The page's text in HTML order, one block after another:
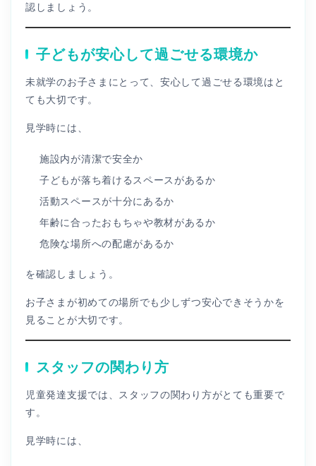
認しましょう。
子どもが安心して過ごせる環境か
未就学のお子さまにとって、安心して過ごせる環境はと
ても大切です。
見学時には、
施設内が清潔で安全か
子どもが落ち着けるスペースがあるか
活動スペースが十分にあるか
年齢に合ったおもちゃや教材があるか
危険な場所への配慮があるか
を確認しましょう。
お子さまが初めての場所でも少しずつ安心できそうかを
見ることが大切です。
スタッフの関わり方
児童発達支援では、スタッフの関わり方がとても重要で
す。
見学時には、